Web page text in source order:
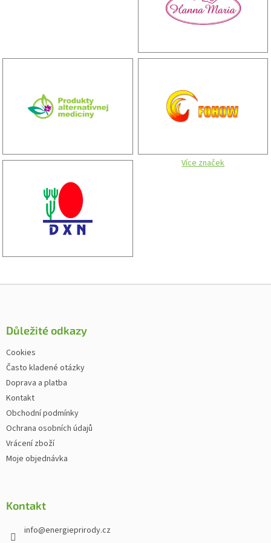
Více značek
Zápatí
Důležité odkazy
Cookies
Často kladené otázky
Doprava a platba
Kontakt
Obchodní podmínky
Ochrana osobních údajů
Vrácení zboží
Moje objednávka
Kontakt
info@energieprirody.cz